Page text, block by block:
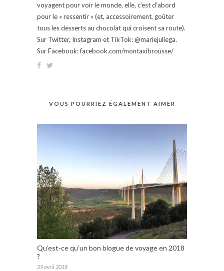
voyagent pour voir le monde, elle, c’est d’abord
pour le « ressentir » (et, accessoirement, goûter
tous les desserts au chocolat qui croisent sa route).
Sur Twitter, Instagram et TikTok: @mariejuliega.
Sur Facebook: facebook.com/montaxibrousse/
VOUS POURRIEZ ÉGALEMENT AIMER
Qu’est-ce qu’un bon blogue de voyage en 2018
?
29 avril 2018